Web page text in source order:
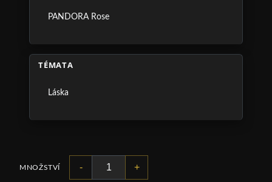
PANDORA Rose
TÉMATA
Láska
MNOŽSTVÍ - +